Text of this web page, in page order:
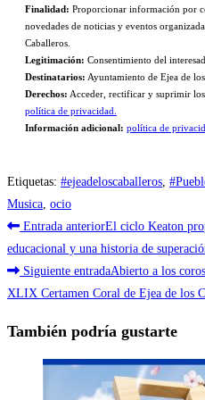
Finalidad: Proporcionar información por
novedades de noticias y eventos
Caballeros.
Legitimación: Consentimiento del
Destinatarios: Ayuntamiento de Ejea de
Derechos: Acceder, rectificar y suprimir
política de privacidad.
Información adicional: política de
Etiquetas: #ejeadeloscaballeros
Musica ocio
Leer
más
artículos
Entrada anteriorEl ciclo Keaton
educacional y una historia de
Siguiente entradaAbierto a los
XLIX Certamen Coral de Ejea de los
También podría gustarte